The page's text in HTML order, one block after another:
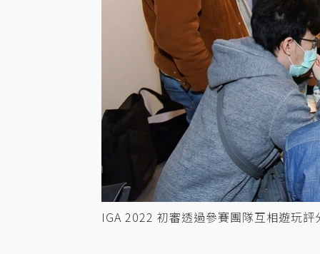
IGA 2022 初審透過參賽團隊互相遊玩